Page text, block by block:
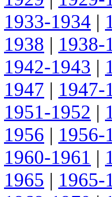
1933-1934 |
1938 | 1938-
1942-1943 |
1947 | 1947-
1951-1952 |
1956 | 1956-
1960-1961 |
1965 | 1965-